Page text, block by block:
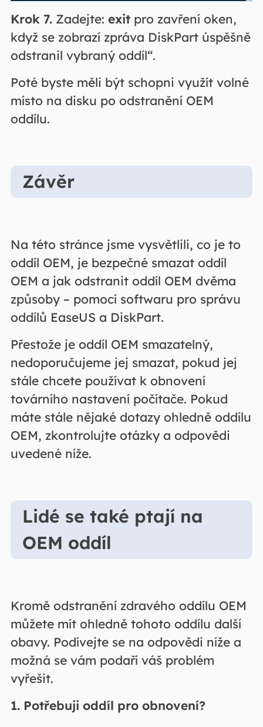
Krok 7.Zadejte: exitpro zavření oken,
když se zobrazí zpráva DiskPart úspěšně
odstranil vybraný oddíl“.
Poté byste měli být schopni využít volné
místo na disku po odstranění OEM
oddílu.
Závěr
Na této stránce jsme vysvětlili, co je to
oddíl OEM, je bezpečné smazat oddíl
OEM a jak odstranit oddíl OEM dvěma
způsoby – pomocí softwaru pro správu
oddílů EaseUS a DiskPart.
Přestože je oddíl OEM smazatelný,
nedoporučujeme jej smazat, pokud jej
stále chcete používat k obnovení
továrního nastavení počítače. Pokud
máte stále nějaké dotazy ohledně oddílu
OEM, zkontrolujte otázky a odpovědi
uvedené níže.
Lidé se také ptají na
OEM oddíl
Kromě odstranění zdravého oddílu OEM
můžete mít ohledně tohoto oddílu další
obavy. Podívejte se na odpovědi níže a
možná se vám podaří váš problém
vyřešit.
1. Potřebuji oddíl pro obnovení?